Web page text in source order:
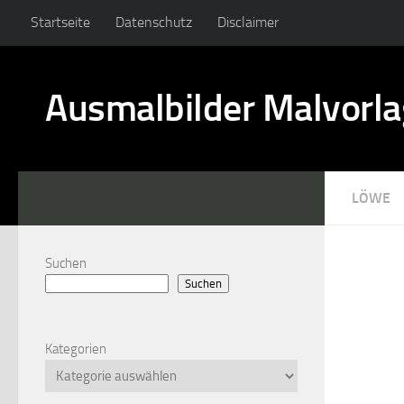
Startseite Datenschutz Disclaimer
Ausmalbilder
LÖWE
Suchen
Suchen
Kategorien